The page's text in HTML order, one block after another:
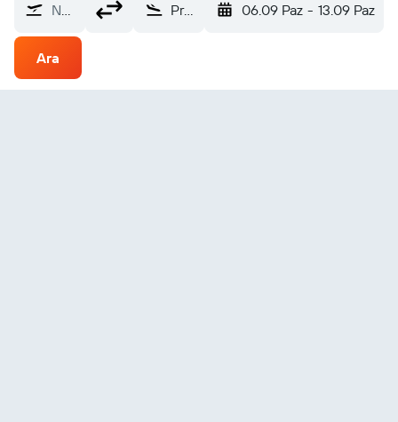
Nereden? Prudhoe Bay/Deadhorse (SCC) 06.09 Paz - 13.09 Paz
Ara